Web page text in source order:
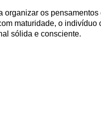
organizar os pensamentos
maturidade, o indivíduo
sólida e consciente.